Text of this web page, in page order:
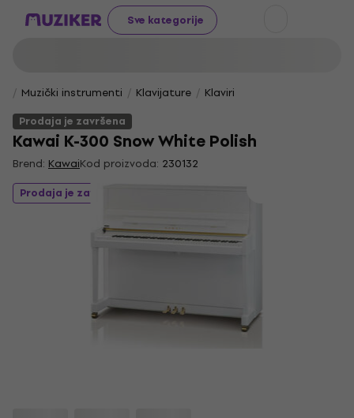
Sve kategorije
Muzički instrumenti Klavijature
Klaviri
Prodaja je završena
Kawai K-300 Snow White Polish
Brend: KawaiKod proizvoda: 230132
Prodaja je završena